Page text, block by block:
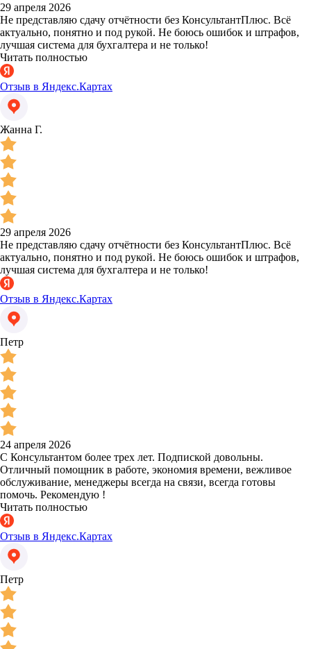
29 апреля 2026
Не представляю сдачу отчётности без КонсультантПлюс. Всё
актуально, понятно и под рукой. Не боюсь ошибок и штрафов,
лучшая система для бухгалтера и не только!
Читать полностью
Отзыв в Яндекс.Картах
Жанна Г.
29 апреля 2026
Не представляю сдачу отчётности без КонсультантПлюс. Всё
актуально, понятно и под рукой. Не боюсь ошибок и штрафов,
лучшая система для бухгалтера и не только!
Отзыв в Яндекс.Картах
Петр
24 апреля 2026
С Консультантом более трех лет. Подпиской довольны.
Отличный помощник в работе, экономия времени, вежливое
обслуживание, менеджеры всегда на связи, всегда готовы
помочь. Рекомендую !
Читать полностью
Отзыв в Яндекс.Картах
Петр